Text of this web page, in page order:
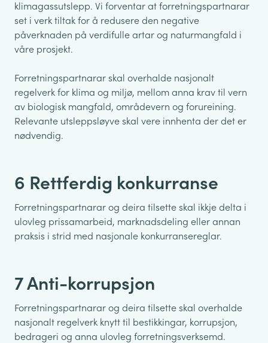
klimagassutslepp. Vi forventar at forretningspartnarar
set i verk tiltak for å redusere den negative
påverknaden på verdifulle artar og naturmangfald i
våre prosjekt.
Forretningspartnarar skal overhalde nasjonalt
regelverk for klima og miljø, mellom anna krav til vern
av biologisk mangfald, områdevern og forureining.
Relevante utsleppsløyve skal vere innhenta der det er
nødvendig.
6 Rettferdig konkurranse
Forretningspartnarar og deira tilsette skal ikkje delta i
ulovleg prissamarbeid, marknadsdeling eller annan
praksis i strid med nasjonale konkurransereglar.
7 Anti-korrupsjon
Forretningspartnarar og deira tilsette skal overhalde
nasjonalt regelverk knytt til bestikkingar, korrupsjon,
bedrageri og anna ulovleg forretningsverksemd.